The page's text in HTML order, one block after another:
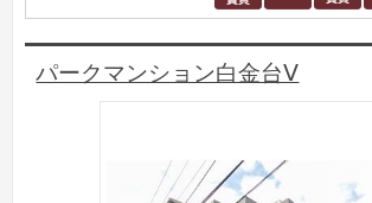
パークマンション白金台Ⅴ